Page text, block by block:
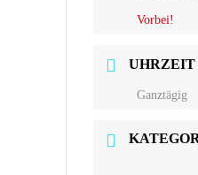
Vorbei!
UHRZEIT
Ganztägig